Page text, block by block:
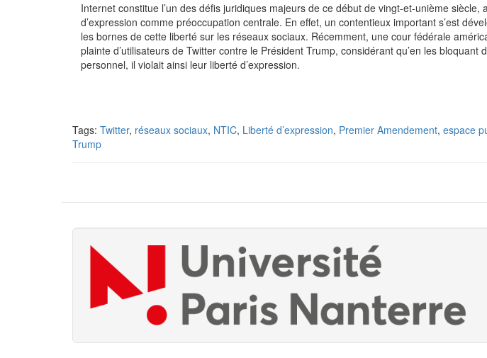
Internet constitue l’un des défis juridiques majeurs de ce début de vingt-et-unième siècle,
d’expression comme préoccupation centrale. En effet, un contentieux important s’est
les bornes de cette liberté sur les réseaux sociaux. Récemment, une cour fédérale
plainte d’utilisateurs de Twitter contre le Président Trump, considérant qu’en les bloquant
personnel, il violait ainsi leur liberté d’expression.
Tags: Twitter, réseaux sociaux, NTIC, Liberté d’expression, Premier Amendement, espace
Trump